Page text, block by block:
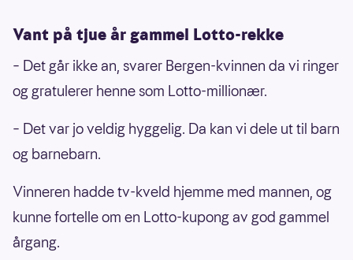
Vant på tjue år gammel Lotto-rekke
– Det går ikke an, svarer Bergen-kvinnen da vi ringer
og gratulerer henne som Lotto-millionær.
– Det var jo veldig hyggelig. Da kan vi dele ut til barn
og barnebarn.
Vinneren hadde tv-kveld hjemme med mannen, og
kunne fortelle om en Lotto-kupong av god gammel
årgang.